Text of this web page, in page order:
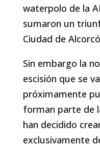
waterpolo de la
sumaron un
Ciudad de
Sin embargo la
escisión que se
próximamente
forman parte de
han decidido
exclusivamente